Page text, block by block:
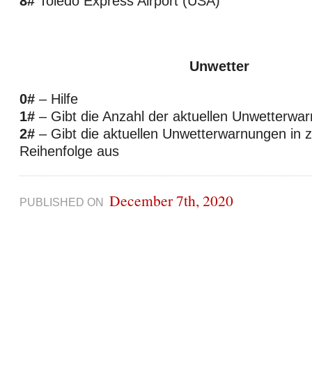
Unwetter
0#– Hilfe
1#– Gibt die Anzahl der aktuellen
2#– Gibt die aktuellen Unwetterwarnungen in
Reihenfolge aus
PUBLISHED ON December 7th, 2020